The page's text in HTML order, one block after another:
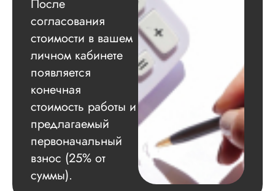
Вид работы:
Диссертация
Дата:2024-11-20
Удобная форма
оплаты, есть
официальный
работу выполнили
оговоренные
сдачи,
После
согласования
стоимости в вашем
личном кабинете
появляется
конечная
стоимость работы и
предлагаемый
первоначальный
взнос (25% от
суммы).